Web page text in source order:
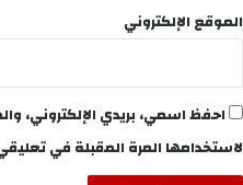
الموقع الإلكتروني
احفظ اسمي، بريدي الإلكتروني،
لاستخدامها المرة المقبلة في